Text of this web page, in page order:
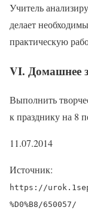
Учитель
делает
практическую
VI. Домашнее
Выполнить
к празднику на 8
11.07.2014
Источник:
https://
%D0%B8/650057/